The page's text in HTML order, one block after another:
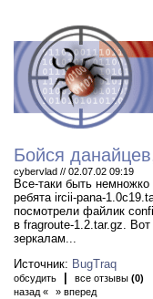
Бойся
cybervlad // 02.07.02 09:19
Все-таки быть
ребята ircii-pana-
посмотрели файлик
в fragroute-1.2.tar.gz.
зеркалам...
Источник: BugTraq
обсудить все отзывы (0)
назад «
» вперед